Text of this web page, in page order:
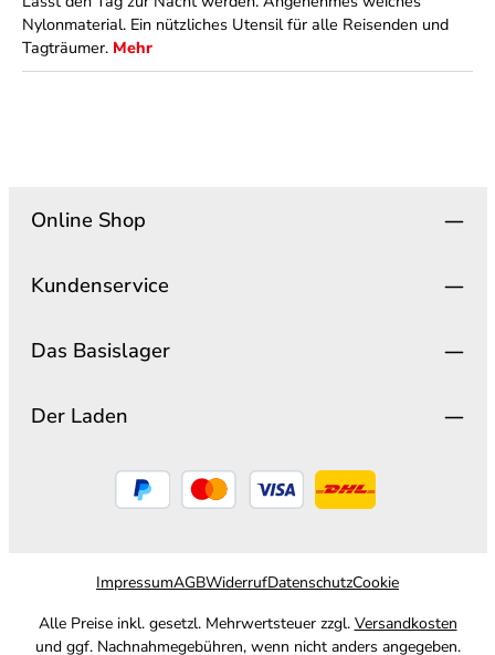
Nylonmaterial. Ein nützliches Utensil für alle Reisenden und
Tagträumer. Mehr
Online Shop
Kundenservice
Das Basislager
Der Laden
ImpressumAGBWiderrufDatenschutzCookie
Alle Preise inkl. gesetzl. Mehrwertsteuer zzgl. Versandkosten
und ggf. Nachnahmegebühren, wenn nicht anders angegeben.